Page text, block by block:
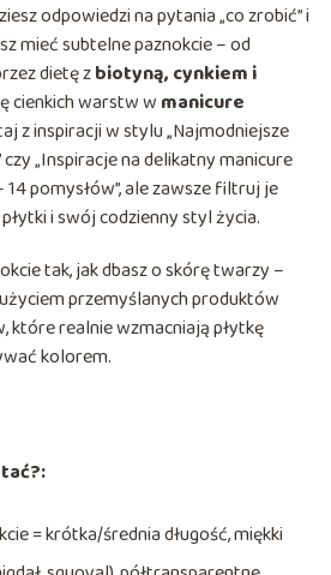
odpowiedzi na pytania „co zrobić” i
mieć subtelne paznokcie – od
dietę zbiotyną, cynkiem i
cienkich warstw w manicure
z inspiracji w stylu „Najmodniejsze
„Inspiracje na delikatny manicure
pomysłów”, ale zawsze filtruj je
i swój codzienny styl życia.
tak, jak dbasz o skórę twarzy –
przemyślanych produktów
które realnie wzmacniają płytkę
kolorem.
= krótka/średnia długość, miękki